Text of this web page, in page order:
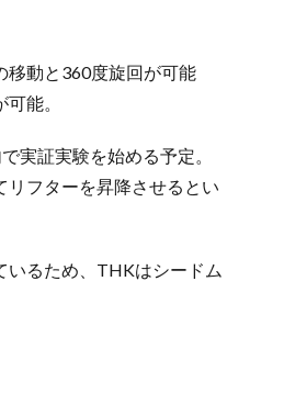
移動と360度旋回が可能
能。
実証実験を始める予定。
フターを昇降させるとい
いるため、THKはシードム